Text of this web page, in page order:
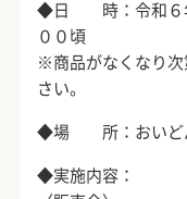
◆日 時：令和６年
００頃
※商品がなくなり次
さい。
◆場 所：おいど
◆実施内容：